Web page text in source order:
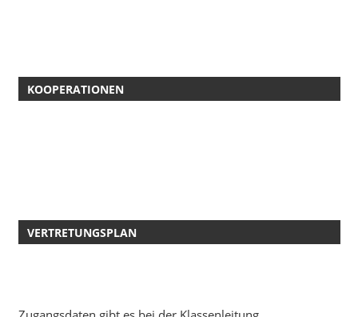
KOOPERATIONEN
VERTRETUNGSPLAN